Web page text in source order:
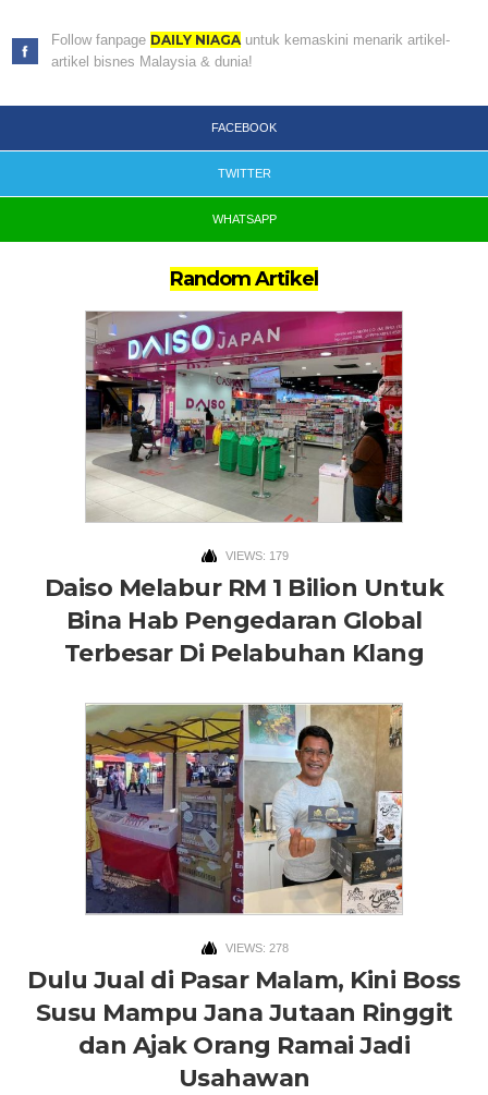
Follow fanpage DAILY NIAGA untuk kemaskini menarik artikel-
artikel bisnes Malaysia & dunia!
FACEBOOK
TWITTER
WHATSAPP
Random Artikel
VIEWS: 179
Daiso Melabur RM 1 Bilion Untuk
Bina Hab Pengedaran Global
Terbesar Di Pelabuhan Klang
VIEWS: 278
Dulu Jual di Pasar Malam, Kini Boss
Susu Mampu Jana Jutaan Ringgit
dan Ajak Orang Ramai Jadi
Usahawan